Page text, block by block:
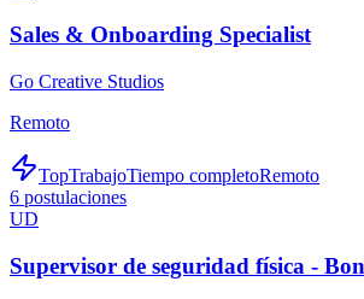
Sales & Onboarding Specialist
Go Creative Studios
Remoto
TopTrabajoTiempo completoRemoto
6 postulaciones
UD
Supervisor de seguridad física -